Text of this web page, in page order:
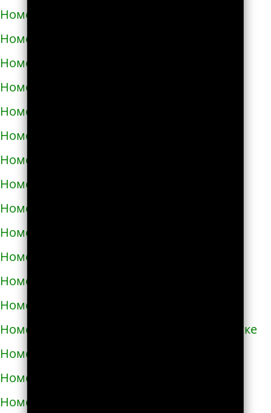
Номера телефонов такси в Христиновке
Номера телефонов такси в Хусте
Номера телефонов такси в Червонограде
Номера телефонов такси в Черкассах
Номера телефонов такси в Чернигове
Номера телефонов такси в Черновцах
Номера телефонов такси в Черноморске
Номера телефонов такси в Чорткове
Номера телефонов такси в Чугуеве
Номера телефонов такси в Шепетовке
Номера телефонов такси в Шостке
Номера телефонов такси в Шполе
Номера телефонов такси в Энергодаре
Номера телефонов такси в Южноукраинске
Номера телефонов такси в Яворове
Номера телефонов такси в Яготине
Номера телефонов такси в Абазе